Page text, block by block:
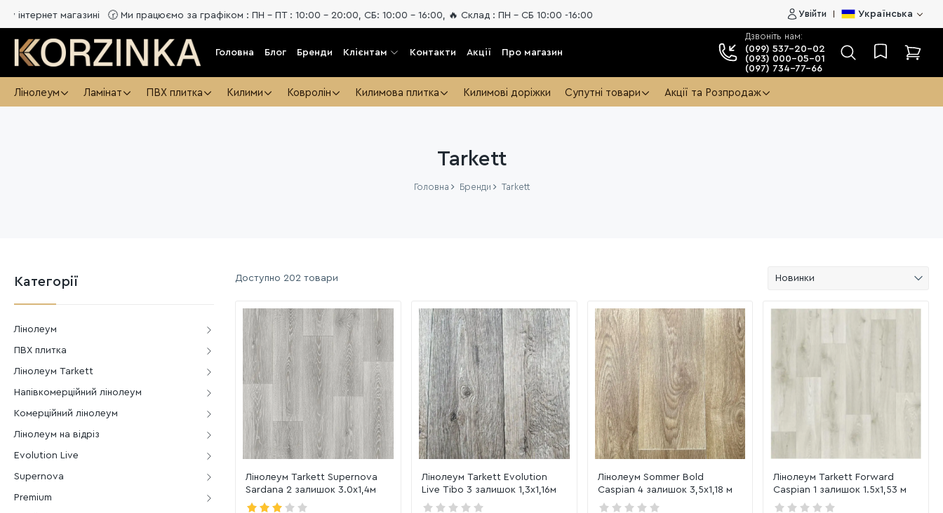
магазині 🕝 Ми працюємо за графіком : ПН - ПТ : 10:00 - 20:00, СБ: 10:00 - 16:00, 🔥 Склад : ПН - СБ 10:00 -16:00 Увійти Українська
Головна Блог Бренди Клієнтам Контакти Акції Про магазин
Дзвоніть нам:
(099) 537-20-02
(093) 000-05-01
(097) 734-77-66
Лінолеум Ламінат ПВХ плитка Килими Ковролін Килимова плитка Килимові доріжки Супутні товари Акції та Розпродаж
Tarkett
Головна Бренди Tarkett
Категорії
Лінолеум
ПВХ плитка
Лінолеум Tarkett
Напівкомерційний лінолеум
Комерційний лінолеум
Лінолеум на відріз
Evolution Live
Supernova
Premium
Доступно 202 товари Новинки
Лінолеум Tarkett Supernova
Sardana 2 залишок 3.0х1,4м
Лінолеум Tarkett Evolution
Live Tibo 3 залишок 1,3х1,16м
Лінолеум Sommer Bold
Caspian 4 залишок 3,5х1,18 м
Лінолеум Tarkett Forward
Caspian 1 залишок 1.5х1,53 м